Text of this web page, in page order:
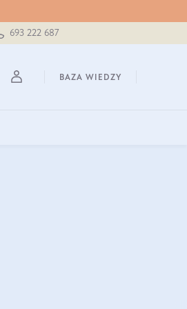
693 222 687
BAZA WIEDZY